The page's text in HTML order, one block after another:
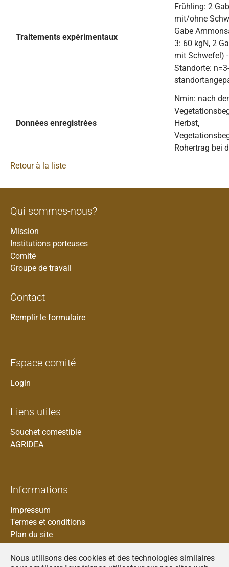
Nous utilisons des cookies et des technologies similaires
Traitements expérimentaux
Frühling: 2
mit/ohne
Gabe
3: 60 kgN, 2
mit Schwefel)
Standorte:
Données enregistrées
Nmin: nach
Herbst,
Rohertrag bei
Retour à la liste
Qui sommes-nous?
Mission
Institutions porteuses
Comité
Groupe de travail
Contact
Remplir le formulaire
Espace comité
Login
Liens utiles
Souchet comestible
AGRIDEA
Informations
Impressum
Termes et conditions
Plan du site